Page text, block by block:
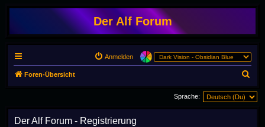
Der Alf Forum
Anmelden
Foren-Übersicht
u
c
Sprache:
Der Alf Forum - Registrierung